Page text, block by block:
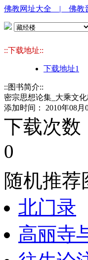
佛教网址大全 | 佛教
::下载地址::
下载地址1
::图书简介::
密宗思想论集_大乘文
添加时间： 2010年08月
下载次数
0
随机推
北门录
高丽寺